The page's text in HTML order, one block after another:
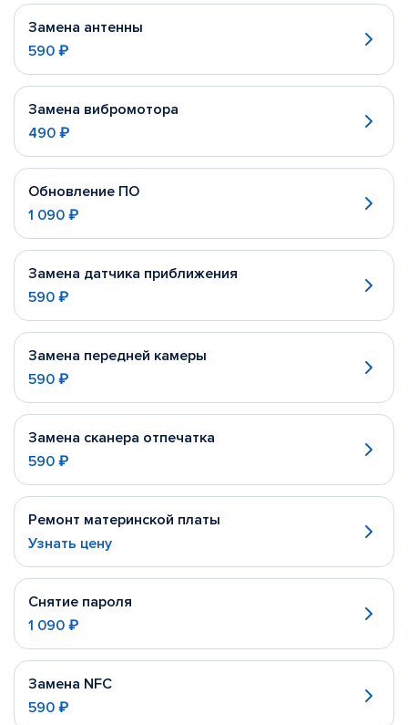
Замена антенны
590 ₽
Замена вибромотора
490 ₽
Обновление ПО
1 090 ₽
Замена датчика приближения
590 ₽
Замена передней камеры
590 ₽
Замена сканера отпечатка
590 ₽
Ремонт материнской платы
Узнать цену
Снятие пароля
1 090 ₽
Замена NFC
590 ₽